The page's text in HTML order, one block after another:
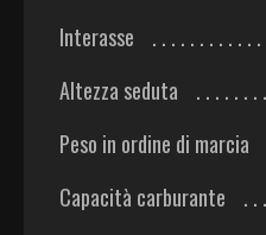
Interasse
Altezza seduta
Peso in ordine di marcia
Capacità carburante